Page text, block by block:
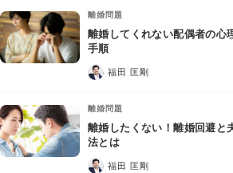
IT・ネット
企業法務
離婚問題
離婚してくれない配偶者の心
手順
福田 匡剛
離婚問題
離婚したくない！離婚回避と
法とは
福田 匡剛